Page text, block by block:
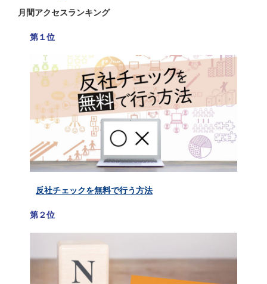
月間アクセスランキング
第１位
反社チェックを無料で行う方法
第２位